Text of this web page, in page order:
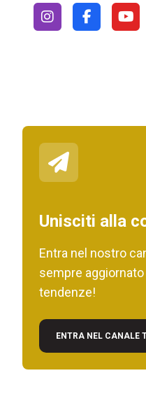
Unisciti alla
Entra nel nostro
sempre
tendenze!
ENTRA NEL CANALE